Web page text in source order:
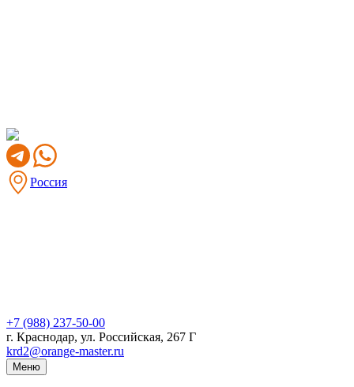
Россия
+7 (988) 237-50-00
г. Краснодар, ул. Российская, 267 Г
krd2@orange-master.ru
Меню